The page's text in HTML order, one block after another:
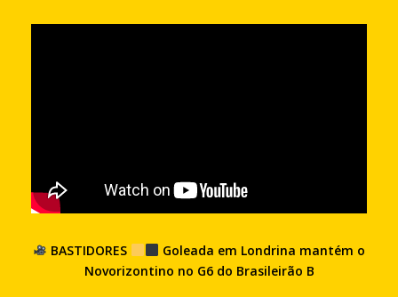
BASTIDORES
Goleada em Londrina mantém o
Novorizontino no G6 do Brasileirão B